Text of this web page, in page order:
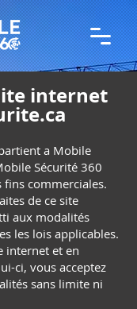
internet
a Mobile
Sécurité 360
fins commerciales.
de ce site
aux modalités
les lois applicables.
internet et en
ci, vous acceptez
sans limite ni